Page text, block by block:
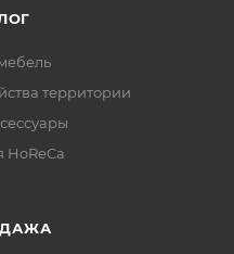
территории
HoReCa